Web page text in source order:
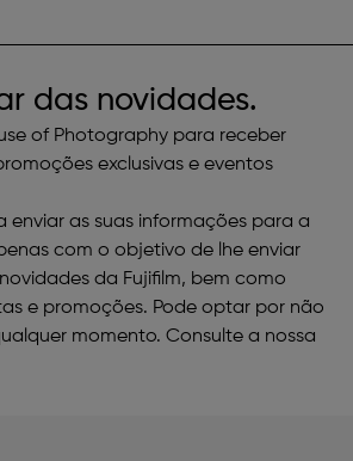
das novidades.
of Photography para receber
exclusivas e eventos
enviar as suas informações para a
com o objetivo de lhe enviar
da Fujifilm, bem como
e promoções. Pode optar por não
momento. Consulte a nossa